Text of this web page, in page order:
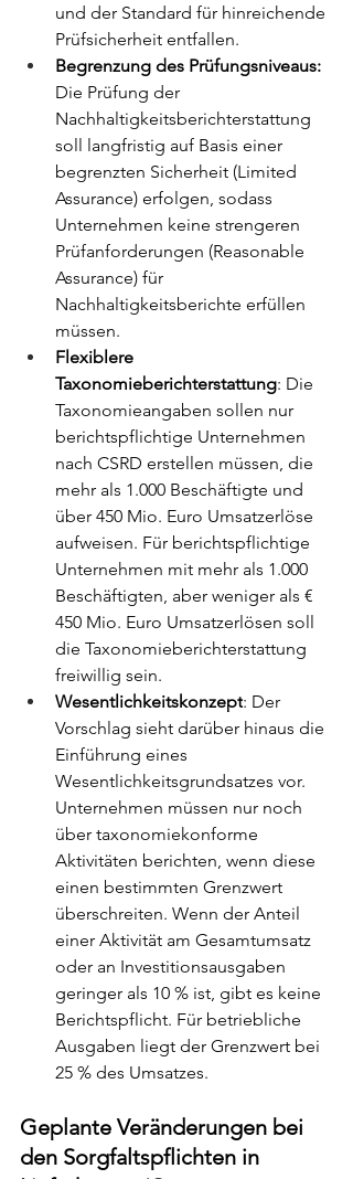
und der Standard für hinreichende
Prüfsicherheit entfallen.
Begrenzung des Prüfungsniveaus:
Die Prüfung der
Nachhaltigkeitsberichterstattung
soll langfristig auf Basis einer
begrenzten Sicherheit (Limited
Assurance) erfolgen, sodass
Unternehmen keine strengeren
Prüfanforderungen (Reasonable
Assurance) für
Nachhaltigkeitsberichte erfüllen
müssen.
Flexiblere
Taxonomieberichterstattung: Die
Taxonomieangaben sollen nur
berichtspflichtige Unternehmen
nach CSRD erstellen müssen, die
mehr als 1.000 Beschäftigte und
über 450 Mio. Euro Umsatzerlöse
aufweisen. Für berichtspflichtige
Unternehmen mit mehr als 1.000
Beschäftigten, aber weniger als €
450 Mio. Euro Umsatzerlösen soll
die Taxonomieberichterstattung
freiwillig sein.
Wesentlichkeitskonzept: Der
Vorschlag sieht darüber hinaus die
Einführung eines
Wesentlichkeitsgrundsatzes vor.
Unternehmen müssen nur noch
über taxonomiekonforme
Aktivitäten berichten, wenn diese
einen bestimmten Grenzwert
überschreiten. Wenn der Anteil
einer Aktivität am Gesamtumsatz
oder an Investitionsausgaben
geringer als 10 % ist, gibt es keine
Berichtspflicht. Für betriebliche
Ausgaben liegt der Grenzwert bei
25 % des Umsatzes.
Geplante Veränderungen bei
den Sorgfaltspflichten in